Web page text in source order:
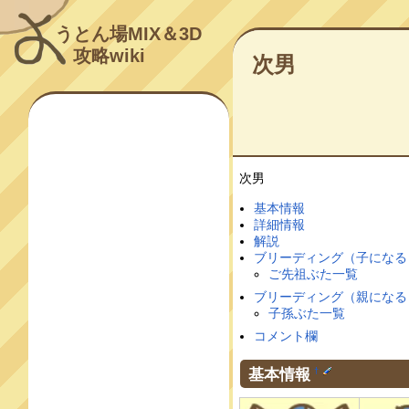
うとん場MIX＆3D
攻略wiki
次男
次男
基本情報
詳細情報
解説
ブリーディング（子にな
ご先祖ぶた一覧
ブリーディング（親にな
子孫ぶた一覧
コメント欄
基本情報 †